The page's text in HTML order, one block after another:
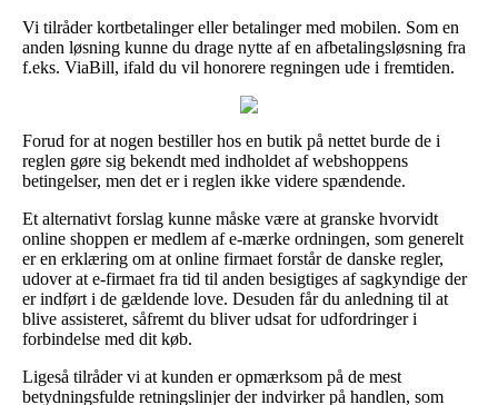
Vi tilråder kortbetalinger eller betalinger med mobilen. Som en
anden løsning kunne du drage nytte af en afbetalingsløsning fra
f.eks. ViaBill, ifald du vil honorere regningen ude i fremtiden.
Forud for at nogen bestiller hos en butik på nettet burde de i
reglen gøre sig bekendt med indholdet af webshoppens
betingelser, men det er i reglen ikke videre spændende.
Et alternativt forslag kunne måske være at granske hvorvidt
online shoppen er medlem af e-mærke ordningen, som generelt
er en erklæring om at online firmaet forstår de danske regler,
udover at e-firmaet fra tid til anden besigtiges af sagkyndige der
er indført i de gældende love. Desuden får du anledning til at
blive assisteret, såfremt du bliver udsat for udfordringer i
forbindelse med dit køb.
Ligeså tilråder vi at kunden er opmærksom på de mest
betydningsfulde retningslinjer der indvirker på handlen, som